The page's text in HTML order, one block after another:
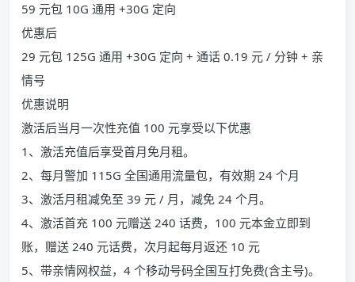
59 元包 10G 通用 +30G 定向
优惠后
29 元包 125G 通用 +30G 定向 + 通话 0.19 元 / 分钟 + 亲
情号
优惠说明
激活后当月一次性充值 100 元享受以下优惠
1、激活充值后享受首月免月租。
2、每月警加 115G 全国通用流量包，有效期 24 个月
3、激活月租减免至 39 元 / 月，减免 24 个月。
4、激活首充 100 元赠送 240 话费，100 元本金立即到
账，赠送 240 元话费，次月起每月返还 10 元
5、带亲情网权益，4 个移动号码全国互打免费(含主号)。